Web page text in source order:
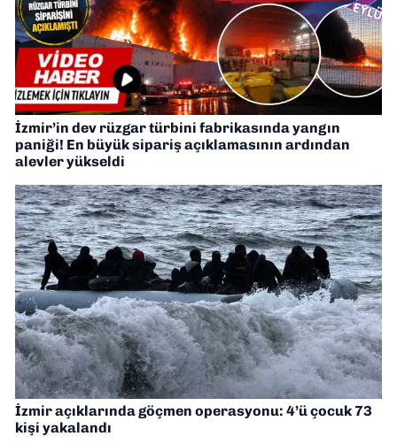
İzmir’in dev rüzgar türbini fabrikasında yangın
paniği! En büyük sipariş açıklamasının ardından
alevler yükseldi
İzmir açıklarında göçmen operasyonu: 4’ü çocuk 73
kişi yakalandı